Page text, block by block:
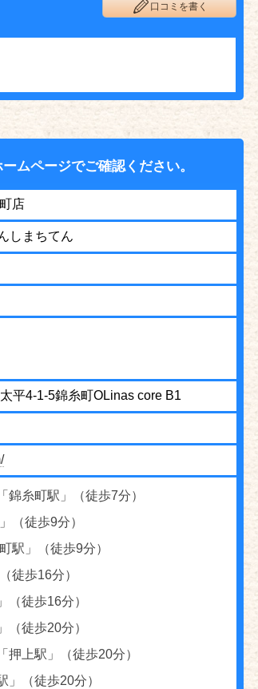
口コミを書く
ムページでご確認ください。
店
しまちてん
平4-1-5錦糸町OLinas core B1
錦糸町駅」（徒歩7分）
（徒歩9分）
駅」（徒歩9分）
徒歩16分）
（徒歩16分）
（徒歩20分）
押上駅」（徒歩20分）
」（徒歩20分）